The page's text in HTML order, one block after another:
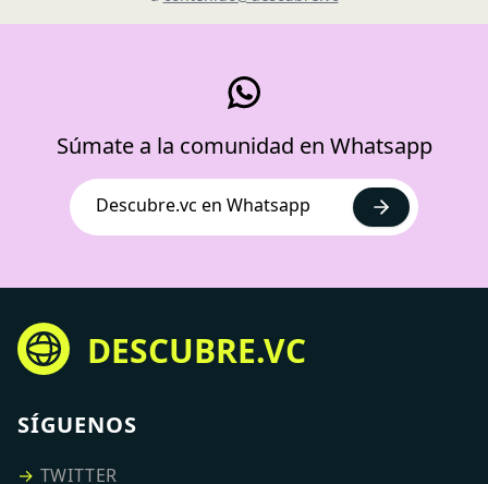
Súmate a la comunidad en Whatsapp
Descubre.vc en Whatsapp
DESCUBRE.VC
SÍGUENOS
→ TWITTER